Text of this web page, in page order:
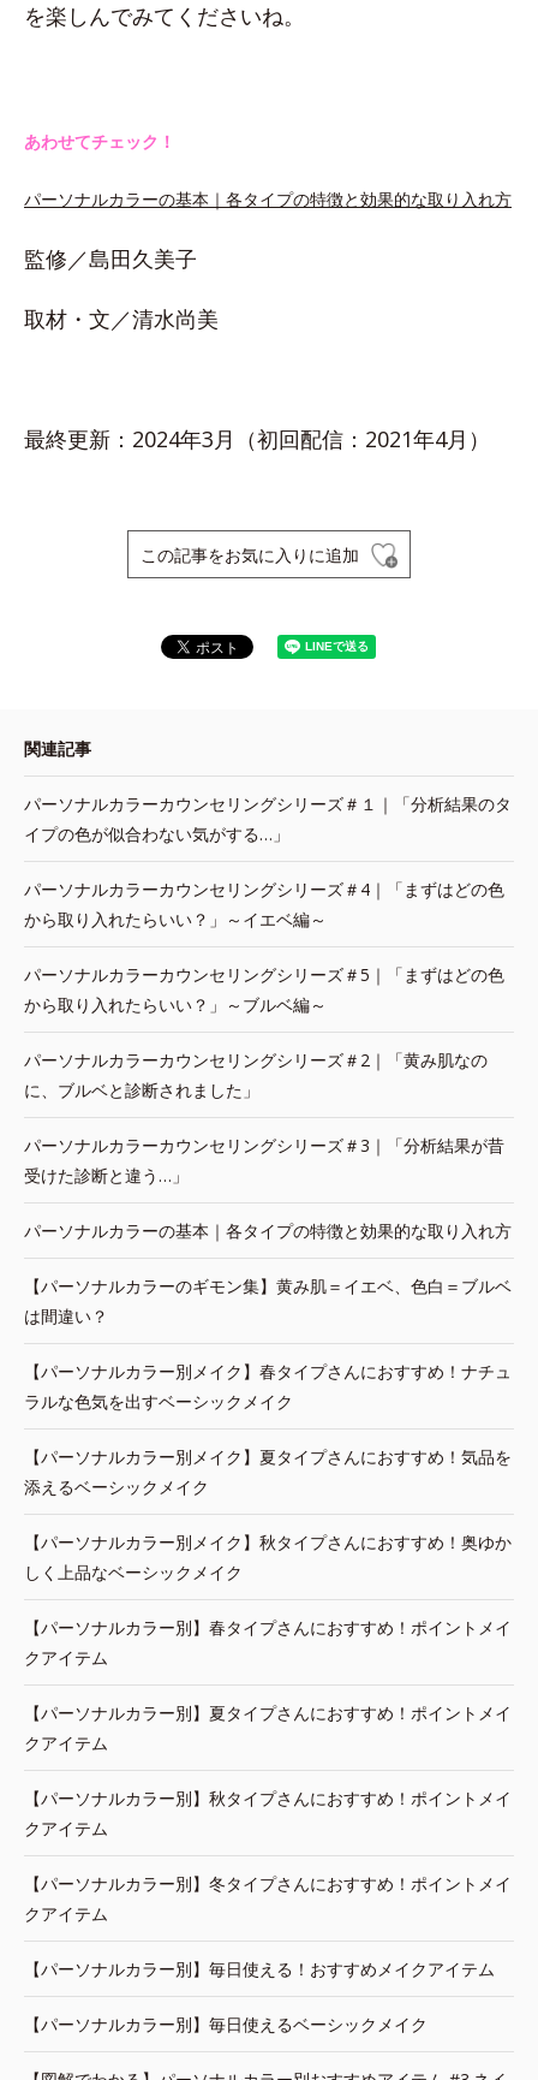
を楽しんでみてくださいね。
あわせてチェック！
パーソナルカラーの基本｜各タイプの特徴と効果的な取り入れ方
監修／島田久美子
取材・文／清水尚美
最終更新：2024年3月（初回配信：2021年4月）
この記事をお気に入りに追加
関連記事
パーソナルカラーカウンセリングシリーズ＃１｜「分析結果のタ
イプの色が似合わない気がする…」
パーソナルカラーカウンセリングシリーズ＃4｜「まずはどの色
から取り入れたらいい？」～イエベ編～
パーソナルカラーカウンセリングシリーズ＃5｜「まずはどの色
から取り入れたらいい？」～ブルベ編～
パーソナルカラーカウンセリングシリーズ＃2｜「黄み肌なの
に、ブルベと診断されました」
パーソナルカラーカウンセリングシリーズ＃3｜「分析結果が昔
受けた診断と違う…」
パーソナルカラーの基本｜各タイプの特徴と効果的な取り入れ方
【パーソナルカラーのギモン集】黄み肌＝イエベ、色白＝ブルベ
は間違い？
【パーソナルカラー別メイク】春タイプさんにおすすめ！ナチュ
ラルな色気を出すベーシックメイク
【パーソナルカラー別メイク】夏タイプさんにおすすめ！気品を
添えるベーシックメイク
【パーソナルカラー別メイク】秋タイプさんにおすすめ！奥ゆか
しく上品なベーシックメイク
【パーソナルカラー別】春タイプさんにおすすめ！ポイントメイ
クアイテム
【パーソナルカラー別】夏タイプさんにおすすめ！ポイントメイ
クアイテム
【パーソナルカラー別】秋タイプさんにおすすめ！ポイントメイ
クアイテム
【パーソナルカラー別】冬タイプさんにおすすめ！ポイントメイ
クアイテム
【パーソナルカラー別】毎日使える！おすすめメイクアイテム
【パーソナルカラー別】毎日使えるベーシックメイク